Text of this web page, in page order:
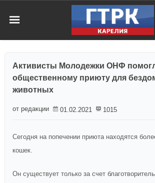
Активисты Молодежки ОНФ
общественному приюту для
животных
от редакции 01.02.2021 1015
Сегодня на попечении приюта находятся
кошек.
Он существует только за счет